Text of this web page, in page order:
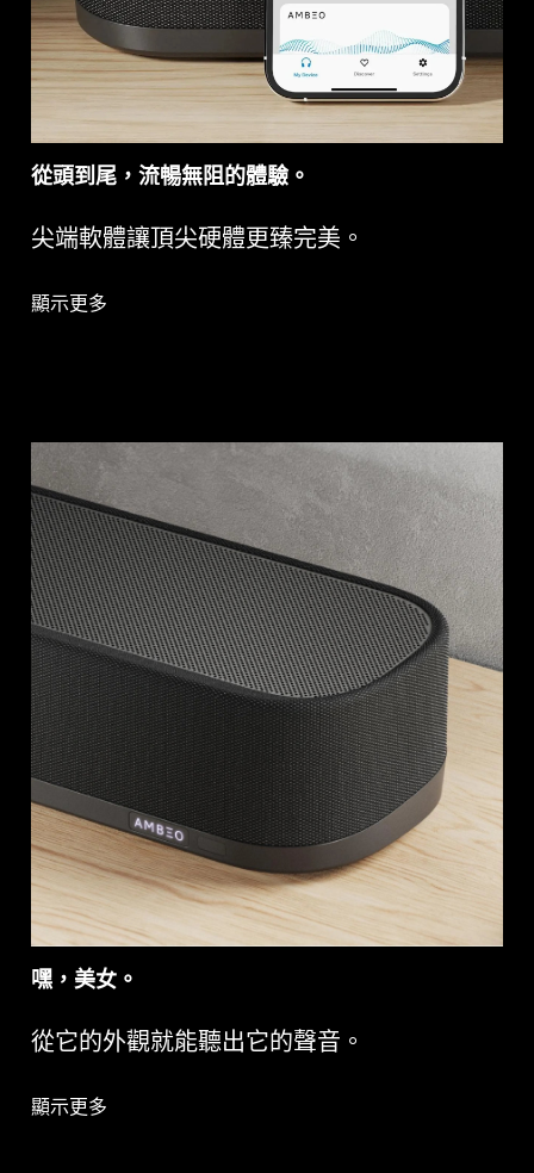
從頭到尾，流暢無阻的體驗。
尖端軟體讓頂尖硬體更臻完美。
顯示更多
嘿，美女。
從它的外觀就能聽出它的聲音。
顯示更多